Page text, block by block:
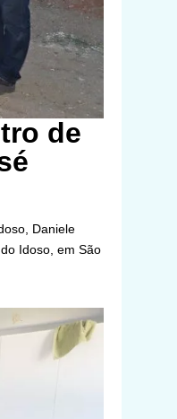
de
Daniele
Idoso, em São